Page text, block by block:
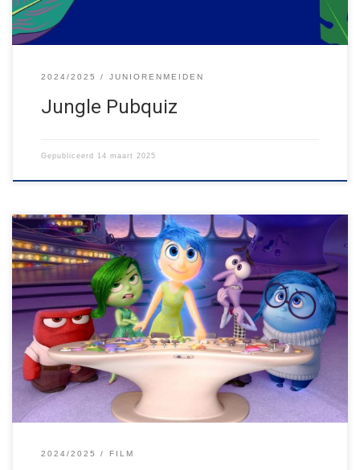
2024/2025 JUNIORENMEIDEN
Jungle Pubquiz
Gepubliceerd 14 maart 2025
De elfjarige Riley verhuist naar een nieuwe stad en moet wennen
aan een nieuw huis, een nieuwe school en nieuwe vrienden. In
haar hoofd proberen vijf emoties – Vreugde, Verdriet, Woede,
Angst en Afkeer – haar door deze verandering heen te helpen.
Maar als Vreugde en Verdriet per ongeluk verdwalen […]
2024/2025 FILM